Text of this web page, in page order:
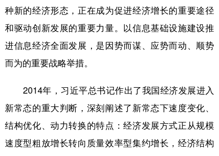
种新的经济形态，正在成为促进经济增长的重要途径
和驱动创新发展的重要力量。以信息基础设施建设推
进信息经济全面发展，是因势而谋、应势而动、顺势
而为的重要战略举措。
2014年，习近平总书记作出了我国经济发展进入
新常态的重大判断，深刻阐述了新常态下速度变化、
结构优化、动力转换的特点：经济发展方式正从规模
速度型粗放增长转向质量效率型集约增长，经济结构